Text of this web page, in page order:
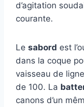
d’agitation
courante.
Le sabord est
dans la coque
vaisseau de
de 100. La
canons d’un